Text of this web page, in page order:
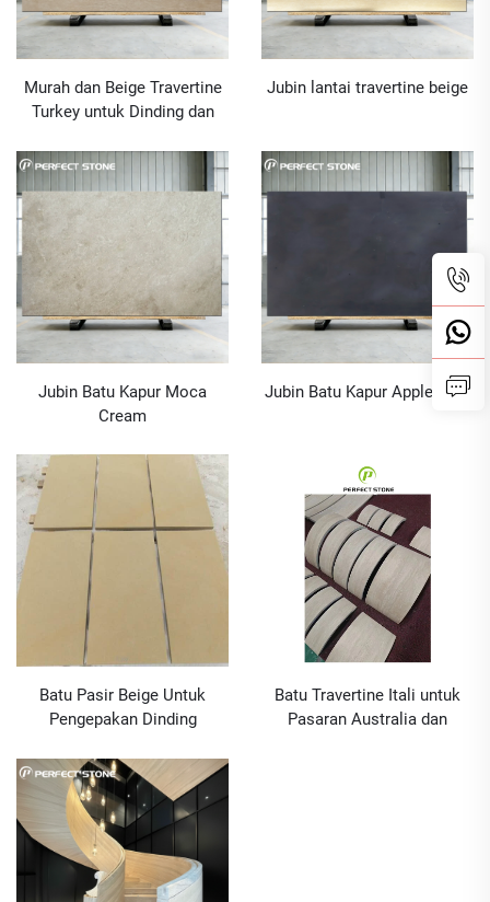
Murah dan Beige Travertine
Turkey untuk Dinding dan
Batu Marmer
Jubin lantai travertine beige
Jubin Batu Kapur Moca
Cream
Jubin Batu Kapur Apple Grey
Batu Pasir Beige Untuk
Pengepakan Dinding
Batu Travertine Itali untuk
Pasaran Australia dan